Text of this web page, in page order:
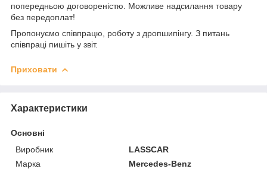
попередньою договореністю. Можливе надсилання товару
без передоплат!
Пропонуємо співпрацю, роботу з дропшипінгу. З питань
співпраці пишіть у звіт.
Приховати
Характеристики
Основні
Виробник
LASSCAR
Марка
Mercedes-Benz